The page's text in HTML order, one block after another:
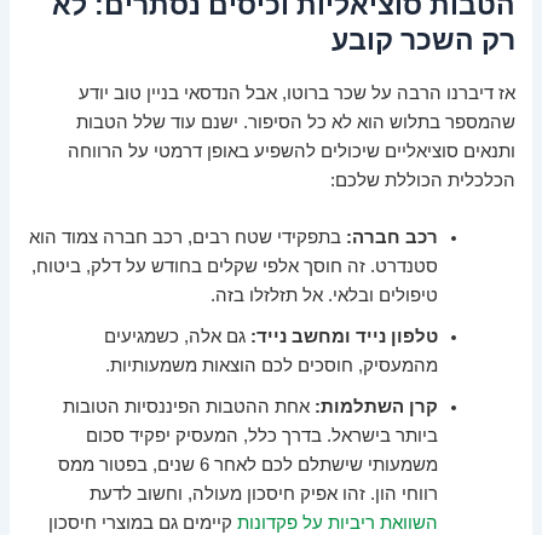
רק השכר קובע
אז דיברנו הרבה על שכר ברוטו, אבל הנדסאי בניין טוב יודע
שהמספר בתלוש הוא לא כל הסיפור. ישנם עוד שלל הטבות
ותנאים סוציאליים שיכולים להשפיע באופן דרמטי על הרווחה
הכלכלית הכוללת שלכם:
רכב חברה: בתפקידי שטח רבים, רכב חברה צמוד הוא
סטנדרט. זה חוסך אלפי שקלים בחודש על דלק, ביטוח,
טיפולים ובלאי. אל תזלזלו בזה.
טלפון נייד ומחשב נייד: גם אלה, כשמגיעים
מהמעסיק, חוסכים לכם הוצאות משמעותיות.
קרן השתלמות: אחת ההטבות הפיננסיות הטובות
ביותר בישראל. בדרך כלל, המעסיק יפקיד סכום
משמעותי שישתלם לכם לאחר 6 שנים, בפטור ממס
רווחי הון. זהו אפיק חיסכון מעולה, וחשוב לדעת
השוואת ריביות על פקדונות קיימים גם במוצרי חיסכון